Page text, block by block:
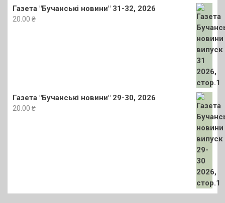
Газета "Бучанські новини" 31-32, 2026
20.00 ₴
Газета "Бучанські новини" 29-30, 2026
20.00 ₴